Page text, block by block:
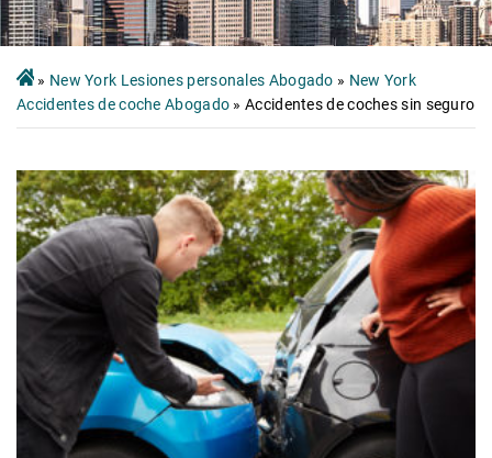
» New York Lesiones personales Abogado » New York
Accidentes de coche Abogado »Accidentes de coches sin seguro